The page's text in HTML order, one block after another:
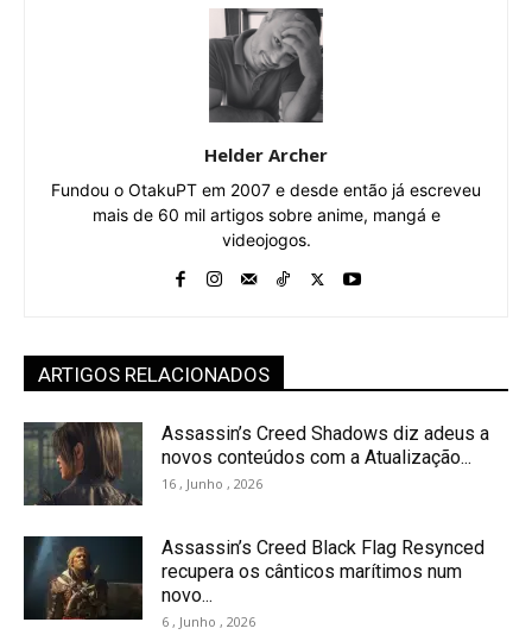
Helder Archer
Fundou o OtakuPT em 2007 e desde então já escreveu
mais de 60 mil artigos sobre anime, mangá e
videojogos.
ARTIGOS RELACIONADOS
Assassin’s Creed Shadows diz adeus a
novos conteúdos com a Atualização...
16 , Junho , 2026
Assassin’s Creed Black Flag Resynced
recupera os cânticos marítimos num
novo...
6 , Junho , 2026